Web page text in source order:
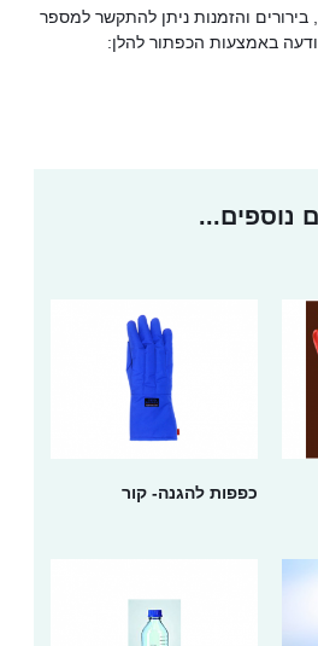
והזמנות ניתן להתקשר למספר
נוספים...
כפפות להגנה- קור